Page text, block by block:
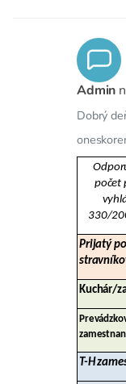
Admin
Dobrý
počet
330/
Prijatý
Kuchár/
T-H